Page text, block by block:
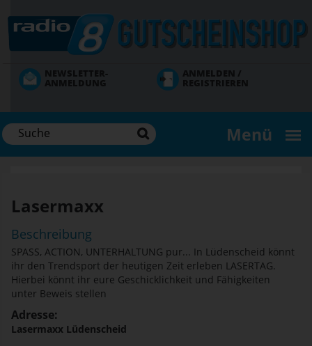
zum
Inhalt
NEWSLETTER-
ANMELDUNG
ANMELDEN /
REGISTRIEREN
Menü
Lasermaxx
Beschreibung
SPASS, ACTION, UNTERHALTUNG pur... In Lüdenscheid könnt
ihr den Trendsport der heutigen Zeit erleben LASERTAG.
Hierbei könnt ihr eure Geschicklichkeit und Fähigkeiten
unter Beweis stellen
Adresse:
Lasermaxx Lüdenscheid